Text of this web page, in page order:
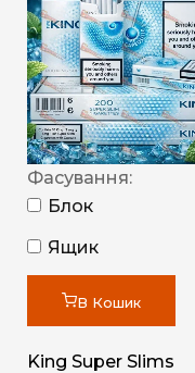
Фасування:
Блок
Ящик
В Кошик
King Super Slims